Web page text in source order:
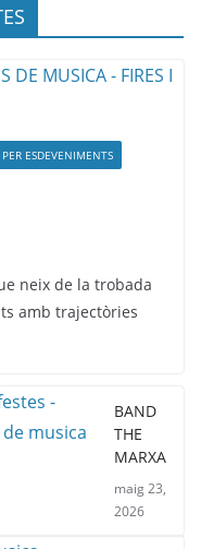
ESDEVENIMENTS
neix de la trobada
amb trajectòries
BAND
THE
MARXA
maig 23,
2026